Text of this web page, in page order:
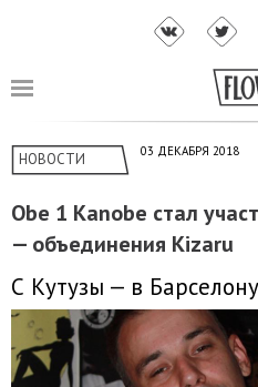
НОВОСТИ 03 ДЕКАБРЯ 2018
Obe 1 Kanobe стал
— объединения Kizaru
С Кутузы — в